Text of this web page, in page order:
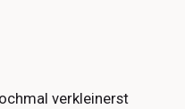
verkleinerst